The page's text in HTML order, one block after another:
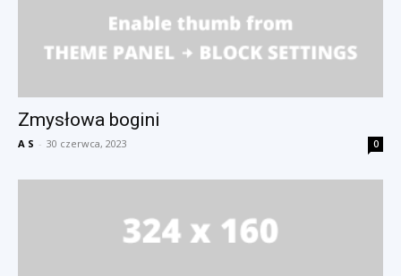
Zmysłowa bogini
A S - 30 czerwca, 2023 0